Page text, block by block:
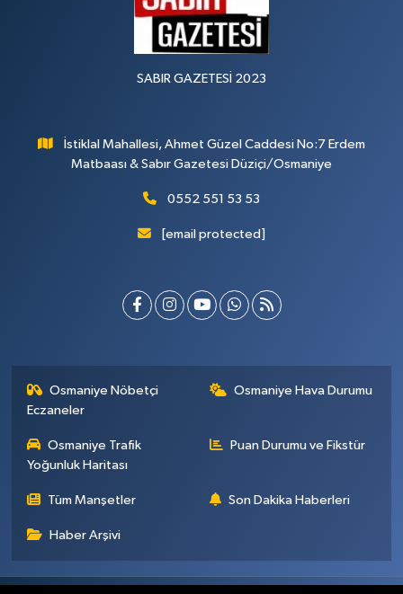
SABIR GAZETESİ 2023
İstiklal Mahallesi, Ahmet Güzel Caddesi No:7 Erdem
Matbaası & Sabır Gazetesi Düziçi/Osmaniye
0552 551 53 53
[email protected]
Osmaniye Nöbetçi
Eczaneler
Osmaniye Hava Durumu
Osmaniye Trafik
Yoğunluk Haritası
Puan Durumu ve Fikstür
Tüm Manşetler Son Dakika Haberleri
Haber Arşivi